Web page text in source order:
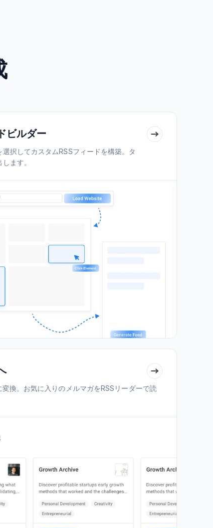
ビルダー
択してカスタムRSSフィードを構築。タ
ます。
換。お気に入りのメルマガをRSSリーダーで読